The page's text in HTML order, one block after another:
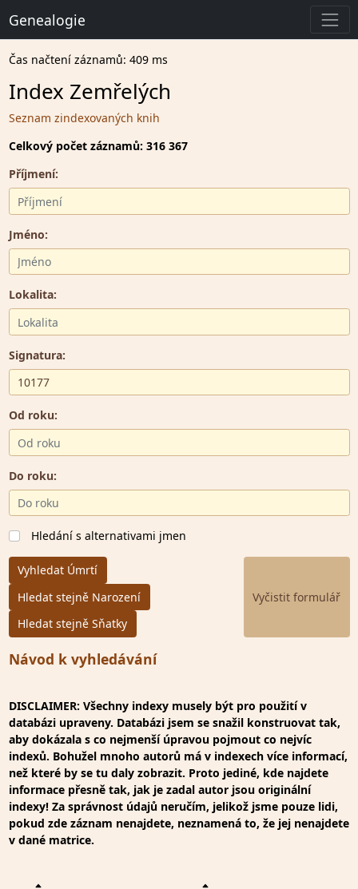
Genealogie
Čas načtení záznamů: 409 ms
Index Zemřelých
Seznam zindexovaných knih
Celkový počet záznamů: 316 367
Příjmení:
Jméno:
Lokalita:
Signatura:
Od roku:
Do roku:
Hledání s alternativami jmen
Vyhledat Úmrtí
Hledat stejně Narození
Hledat stejně Sňatky
Návod k vyhledávání
DISCLAIMER: Všechny indexy musely být pro použití v
databázi upraveny. Databázi jsem se snažil konstruovat tak,
aby dokázala s co nejmenší úpravou pojmout co nejvíc
indexů. Bohužel mnoho autorů má v indexech více informací,
než které by se tu daly zobrazit. Proto jediné, kde najdete
informace přesně tak, jak je zadal autor jsou originální
indexy! Za správnost údajů neručím, jelikož jsme pouze lidi,
pokud zde záznam nenajdete, neznamená to, že jej nenajdete
v dané matrice.